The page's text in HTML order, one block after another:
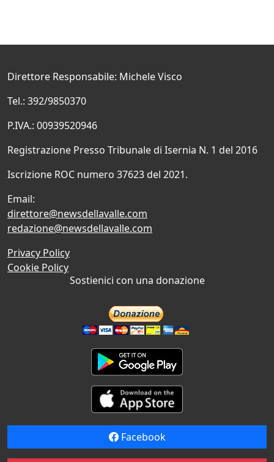
Direttore Responsabile: Michele Visco
Tel.: 392/9850370
P.IVA.: 00939520946
Registrazione Presso Tribunale di Isernia N. 1 del 2016
Iscrizione ROC numero 37623 del 2021.
Email:
direttore@newsdellavalle.com
redazione@newsdellavalle.com
Privacy Policy
Cookie Policy
Sostienici con una donazione
Facebook